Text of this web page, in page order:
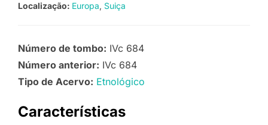
Localização: Europa Suiça
Número de tombo: IVc 684
Número anterior: IVc 684
Tipo de Acervo: Etnológico
Características